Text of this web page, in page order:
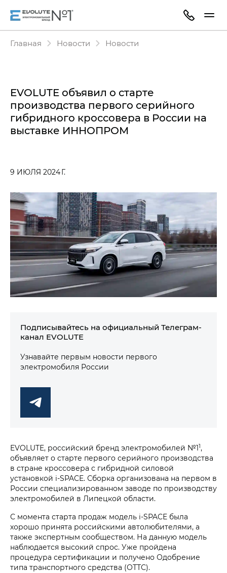
Главная Новости Новости
EVOLUTE объявил о старте
производства первого серийного
гибридного кроссовера в России на
выставке ИННОПРОМ
9 ИЮЛЯ 2024 Г.
Подписывайтесь на официальный Телеграм-
канал EVOLUTE
Узнавайте первым новости первого
электромобиля России
EVOLUTE, российский бренд электромобилей №11,
объявляет о старте первого серийного производства
в стране кроссовера с гибридной силовой
установкой i‑SPACE. Сборка организована на первом в
России специализированном заводе по производству
электромобилей в Липецкой области.
С момента старта продаж модель i‑SPACE была
хорошо принята российскими автолюбителями, а
также экспертным сообществом. На данную модель
наблюдается высокий спрос. Уже пройдена
процедура сертификации и получено Одобрение
типа транспортного средства (ОТТС).